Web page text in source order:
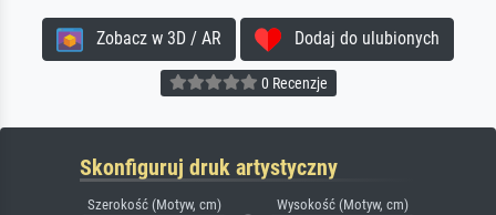
Zobacz w 3D / AR Dodaj do ulubionych
0 Recenzje
Skonfiguruj druk artystyczny
Szerokość (Motyw, cm) Wysokość (Motyw, cm)